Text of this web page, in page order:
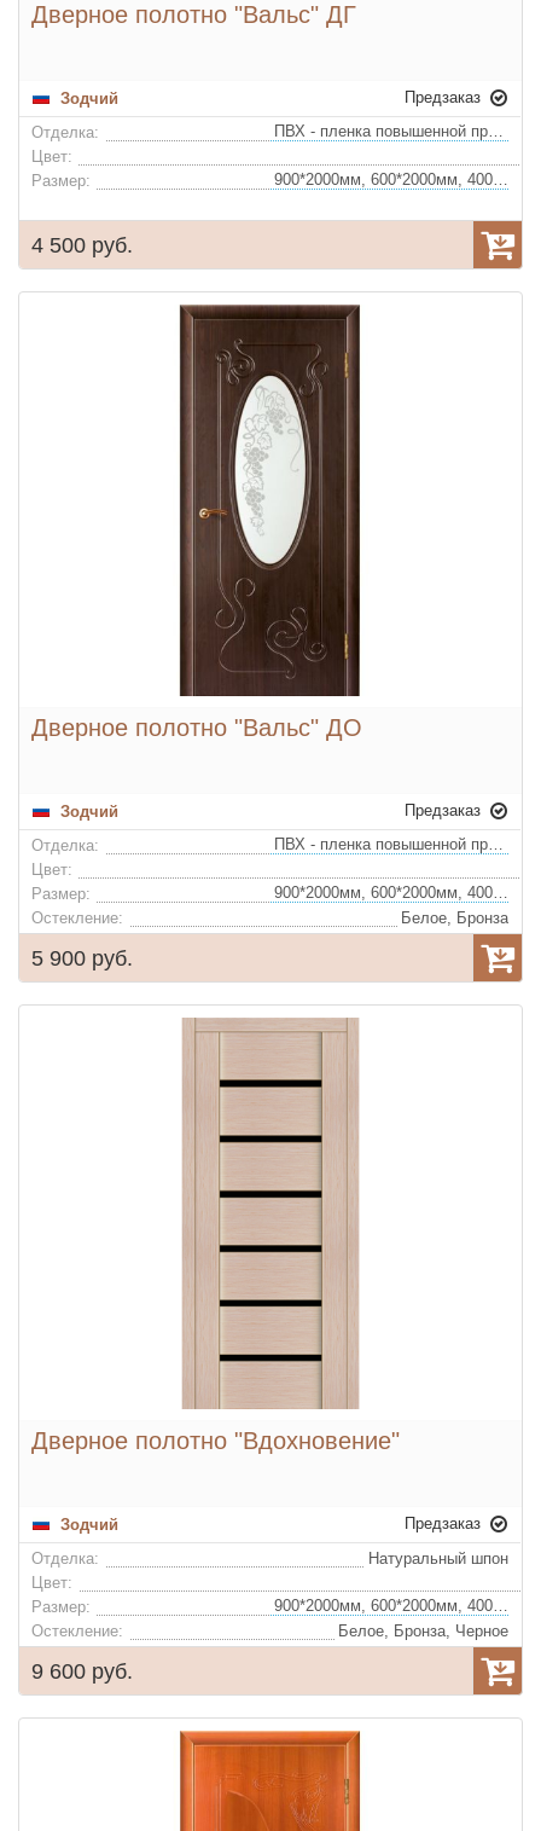
Дверное полотно "Вальс" ДГ
Зодчий
Предзаказ
Отделка:
ПВХ - пленка повышенной прочности
Цвет:
Размер:
900*2000мм, 600*2000мм, 400*2000мм, 700*2000мм, 800*2000мм
4 500 руб.
Дверное полотно "Вальс" ДО
Зодчий
Предзаказ
Отделка:
ПВХ - пленка повышенной прочности
Цвет:
Размер:
900*2000мм, 600*2000мм, 400*2000мм, 700*2000мм, 800*2000мм
Остекление:
Белое, Бронза
5 900 руб.
Дверное полотно "Вдохновение"
Зодчий
Предзаказ
Отделка:
Натуральный шпон
Цвет:
Размер:
900*2000мм, 600*2000мм, 400*2000мм, 700*2000мм, 800*2000мм
Остекление:
Белое, Бронза, Черное
9 600 руб.